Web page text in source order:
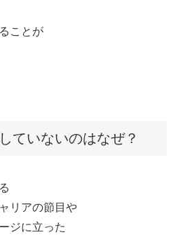
ことが
ていないのはなぜ？
リアの節目や
ジに立った